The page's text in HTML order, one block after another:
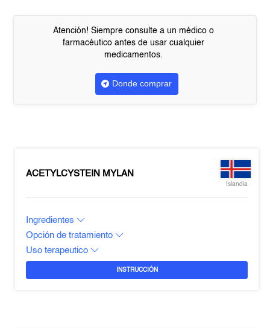
Atención! Siempre consulte a un médico o
farmacéutico antes de usar cualquier
medicamentos.
Donde comprar
ACETYLCYSTEIN MYLAN
Islandia
Ingredientes
Opción de tratamiento
Uso terapeutico
INSTRUCCIÓN